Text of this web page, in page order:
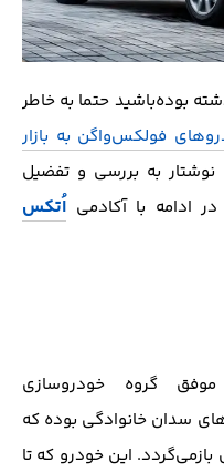
بوده‌باشید حتما به خاطر
فولکس‌واگن به بازار
نوشتار به بررسی و تفضیل
ادامه با آکادمی اُتکس
گروه خودروسازی
سدان خانوادگی بوده که
بازمی‌گردد. این خودرو که تا